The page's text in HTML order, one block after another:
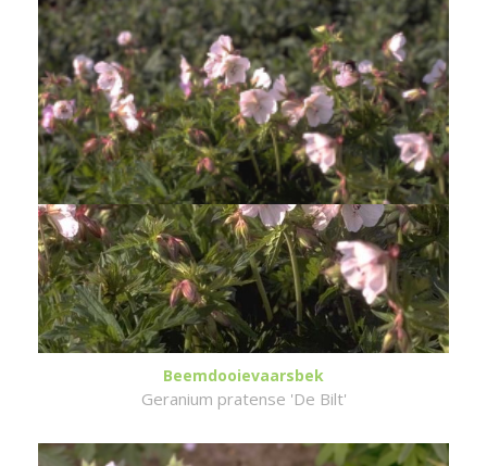
Beemdooievaarsbek
Geranium pratense 'De Bilt'